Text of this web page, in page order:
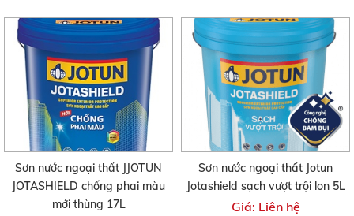
Sơn nước ngoại thất JJOTUN
JOTASHIELD chống phai màu
mới thùng 17L
Sơn nước ngoại thất Jotun
Jotashield sạch vượt trội lon 5L
Giá: Liên hệ